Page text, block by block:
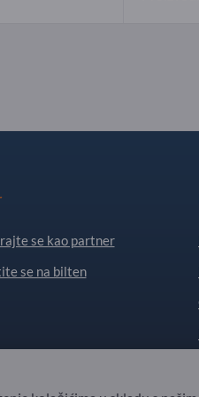
se kao partner
se na bilten